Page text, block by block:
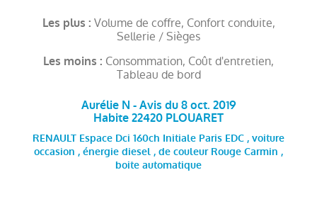
Les plus : Volume de coffre, Confort conduite,
Sellerie / Sièges
Les moins : Consommation, Coût d'entretien,
Tableau de bord
Aurélie N - Avis du 8 oct. 2019
Habite 22420 PLOUARET
RENAULT Espace Dci 160ch Initiale Paris EDC , voiture
occasion , énergie diesel , de couleur Rouge Carmin ,
boite automatique